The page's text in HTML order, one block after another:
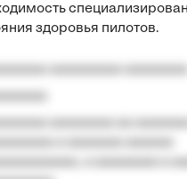
здоровья пилотов.